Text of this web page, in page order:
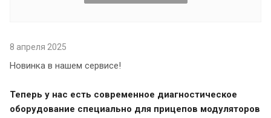
8 апреля 2025
Новинка в нашем сервисе!
Теперь у нас есть современное диагностическое
оборудование специально для прицепов модуляторов